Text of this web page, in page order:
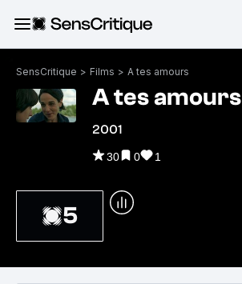
SensCritique > Films > A tes amours
A tes amours
2001
30 0 1
5